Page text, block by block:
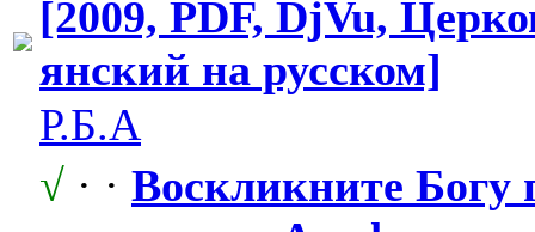
[2009, PDF, DjVu,
янский на русском]
Р.Б.А
√ · · Воскликните Богу